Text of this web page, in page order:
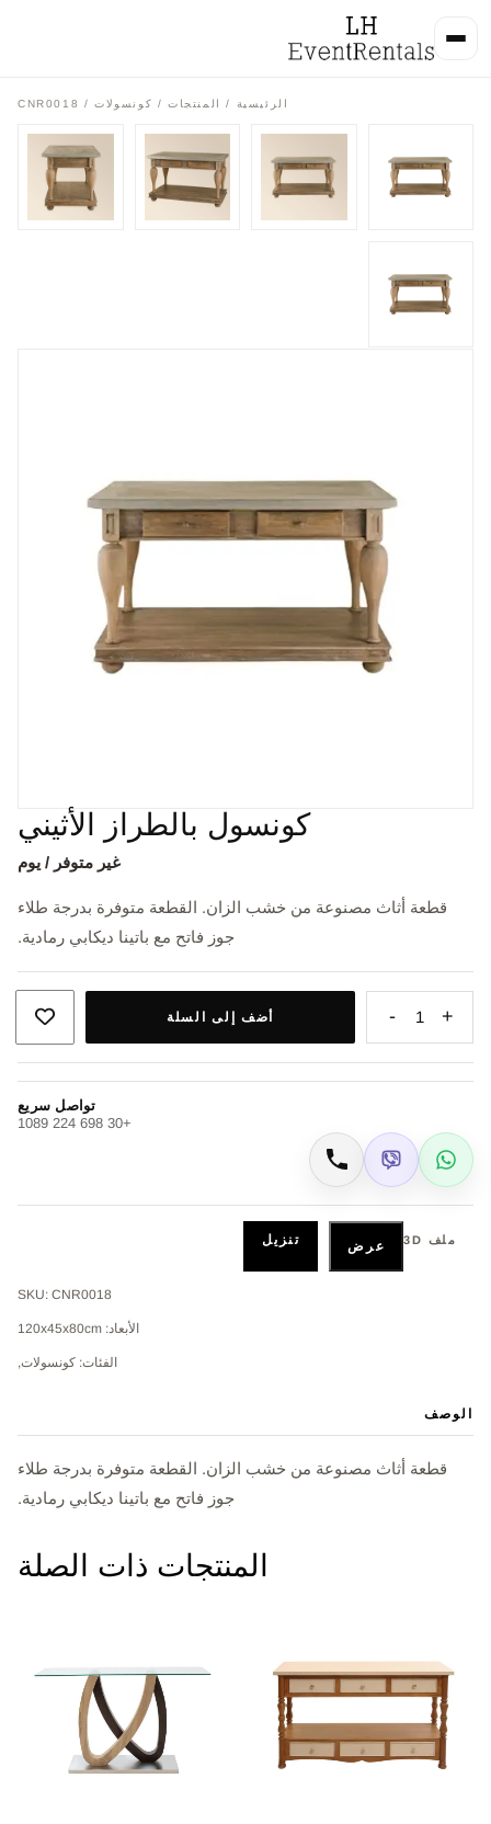
الرئيسية / المنتجات / كونسولات/ CNR0018
كونسول بالطراز الأثيني
غير متوفر / يوم
قطعة أثاث مصنوعة من خشب الزان. القطعة متوفرة بدرجة طلاء
جوز فاتح مع باتينا ديكابي رمادية.
+
1
- أضف إلى السلة
تواصل سريع
+30 698 224 1089
WhatsApp
Viber اتصال
ملف 3D عرض تنزيل
SKU: CNR0018
الأبعاد: 120x45x80cm
الفئات: كونسولات,
الوصف
قطعة أثاث مصنوعة من خشب الزان. القطعة متوفرة بدرجة طلاء
جوز فاتح مع باتينا ديكابي رمادية.
المنتجات ذات الصلة